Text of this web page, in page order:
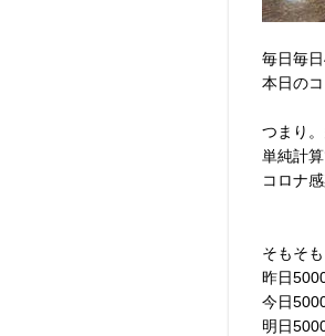
毎日毎
本日の
つまり
単純計算
コロナ
そもそ
昨日
今日
明日